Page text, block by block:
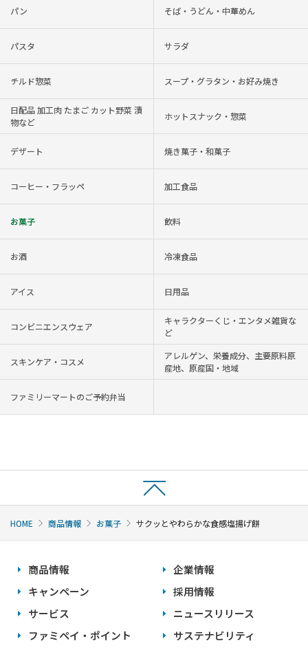
パン そば・うどん・中華めん
パスタ サラダ
チルド惣菜 スープ・グラタン・お好み焼き
日配品 加工肉 たまご カット野菜 漬
物など
ホットスナック・惣菜
デザート 焼き菓子・和菓子
コーヒー・フラッペ 加工食品
お菓子 飲料
お酒 冷凍食品
アイス 日用品
コンビニエンスウェア
キャラクターくじ・エンタメ雑貨な
ど
スキンケア・コスメ
アレルゲン、栄養成分、主要原料原
産地、原産国・地域
ファミリーマートのご予約弁当
HOME 商品情報 お菓子 サクッとやわらかな食感塩揚げ餅
商品情報
キャンペーン
サービス
ファミペイ・ポイント
企業情報
採用情報
ニュースリリース
サステナビリティ